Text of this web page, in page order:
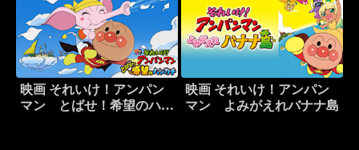
映画 それいけ！アンパン
マン とばせ！希望のハン
映画 それいけ！アンパン
マン よみがえれバナナ島